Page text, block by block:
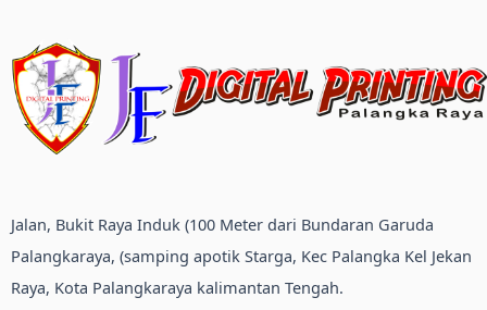
Jalan, Bukit Raya Induk (100 Meter dari Bundaran Garuda
Palangkaraya, (samping apotik Starga, Kec Palangka Kel Jekan
Raya, Kota Palangkaraya kalimantan Tengah.